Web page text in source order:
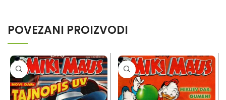
POVEZANI PROIZVODI